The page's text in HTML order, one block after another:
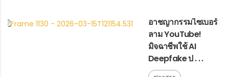
อาชญากรรมไซเบอร์
ลาม YouTube!
มิจฉาชีพใช้ AI
Deepfake ป . . .